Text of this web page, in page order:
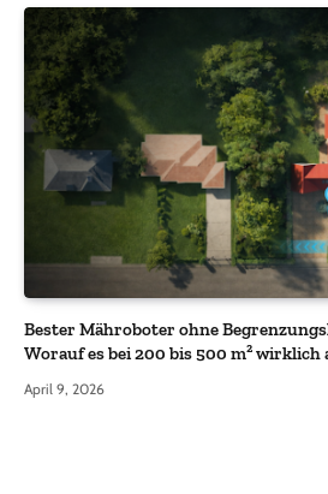
Bester Mähroboter ohne
Worauf es bei 200 bis 500 m²
April 9, 2026